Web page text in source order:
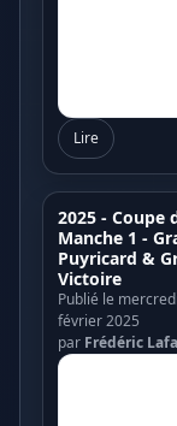
Lire
2025 - Coupe
Manche 1 -
Puyricard &
Victoire
Publié le
février 2025
par Frédéric